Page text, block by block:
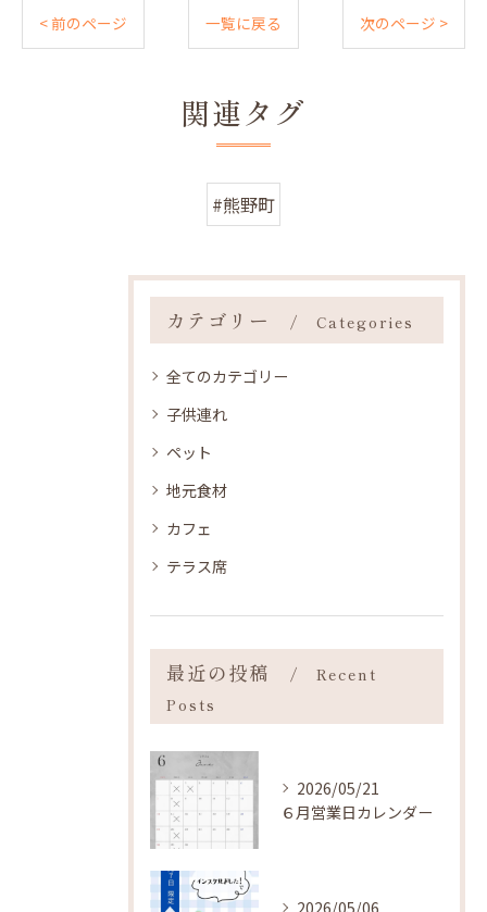
< 前のページ 一覧に戻る 次のページ >
関連タグ
#熊野町
カテゴリー Categories
全てのカテゴリー
子供連れ
ペット
地元食材
カフェ
テラス席
最近の投稿
Recent
Posts
2026/05/21
６月営業日カレンダー
2026/05/06